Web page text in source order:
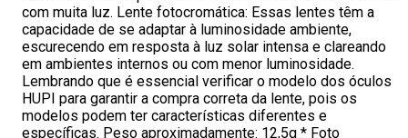
com muita luz. Lente fotocromática: Essas lentes têm a
capacidade de se adaptar à luminosidade ambiente,
escurecendo em resposta à luz solar intensa e clareando
em ambientes internos ou com menor luminosidade.
Lembrando que é essencial verificar o modelo dos óculos
HUPI para garantir a compra correta da lente, pois os
modelos podem ter características diferentes e
específicas. Peso aproximadamente: 12,5g * Foto